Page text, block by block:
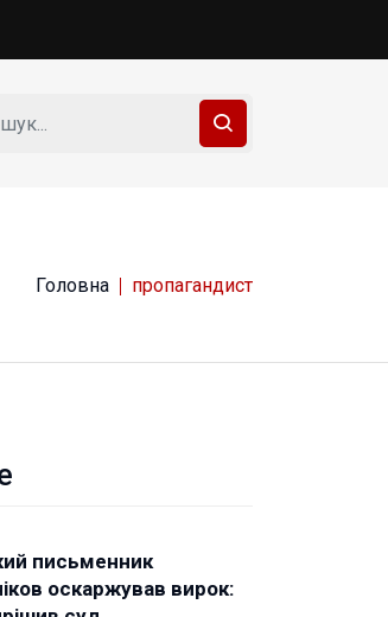
Головна пропагандист
письменник
оскаржував вирок: